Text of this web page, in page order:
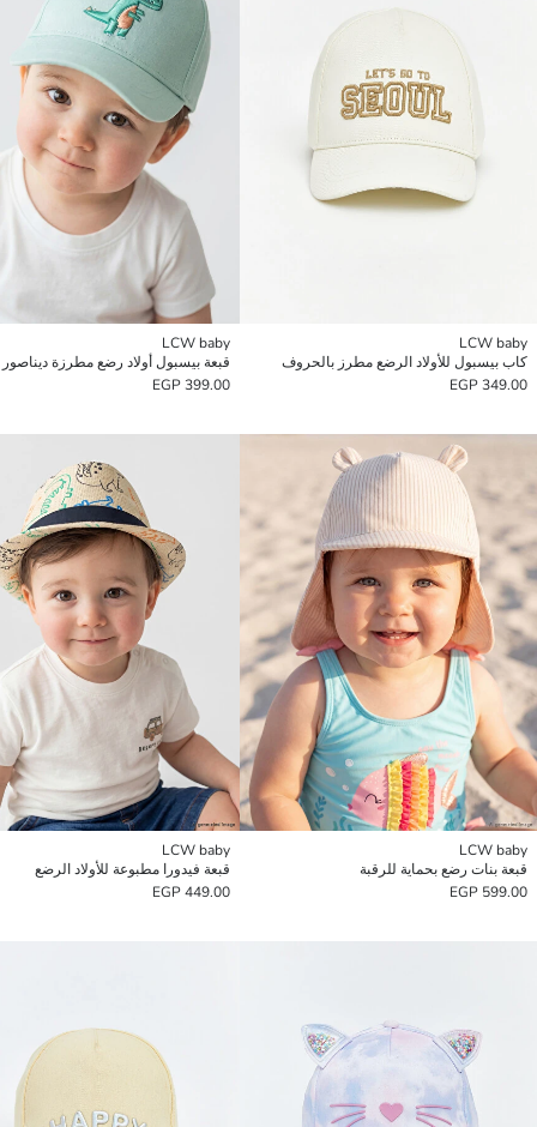
LCW baby
كاب بيسبول للأولاد الرضع مطرز بالحروف
349.00 EGP
LCW baby
قبعة بيسبول أولاد رضع مطرزة ديناصور
399.00 EGP
LCW baby
قبعة بنات رضع بحماية للرقبة
599.00 EGP
LCW baby
قبعة فيدورا مطبوعة للأولاد الرضع
449.00 EGP